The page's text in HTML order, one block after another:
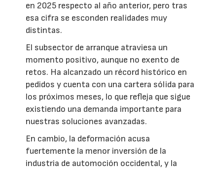
en 2025 respecto al año anterior, pero tras
esa cifra se esconden realidades muy
distintas.
El subsector de arranque atraviesa un
momento positivo, aunque no exento de
retos. Ha alcanzado un récord histórico en
pedidos y cuenta con una cartera sólida para
los próximos meses, lo que refleja que sigue
existiendo una demanda importante para
nuestras soluciones avanzadas.
En cambio, la deformación acusa
fuertemente la menor inversión de la
industria de automoción occidental, y la